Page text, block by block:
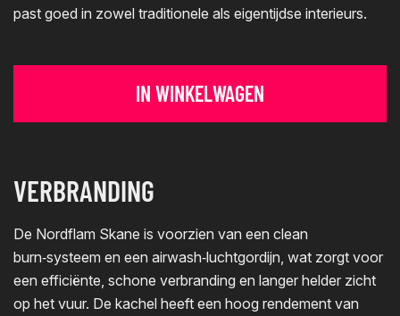
past goed in zowel traditionele als eigentijdse interieurs.
IN WINKELWAGEN
VERBRANDING
De Nordflam Skane is voorzien van een clean
burn‑systeem en een airwash‑luchtgordijn, wat zorgt voor
een efficiënte, schone verbranding en langer helder zicht
op het vuur. De kachel heeft een hoog rendement van